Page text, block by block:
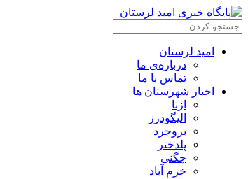
امید لرستان
درباره‌ی ما
تماس با ما
اخبار شهرستان ها
ازنا
الیگودرز
بروجرد
پلدختر
چگنی
خرم آباد